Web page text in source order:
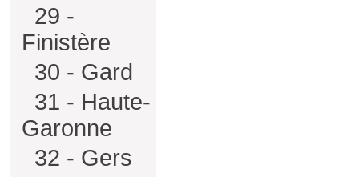
29 -
Finistère
30 - Gard
31 - Haute-
Garonne
32 - Gers